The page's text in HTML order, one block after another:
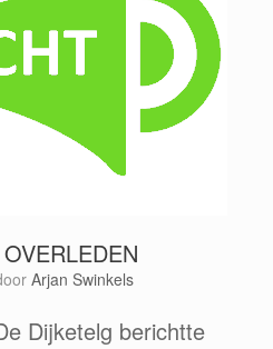
Arjan Swinkels
Dijketelg berichtte